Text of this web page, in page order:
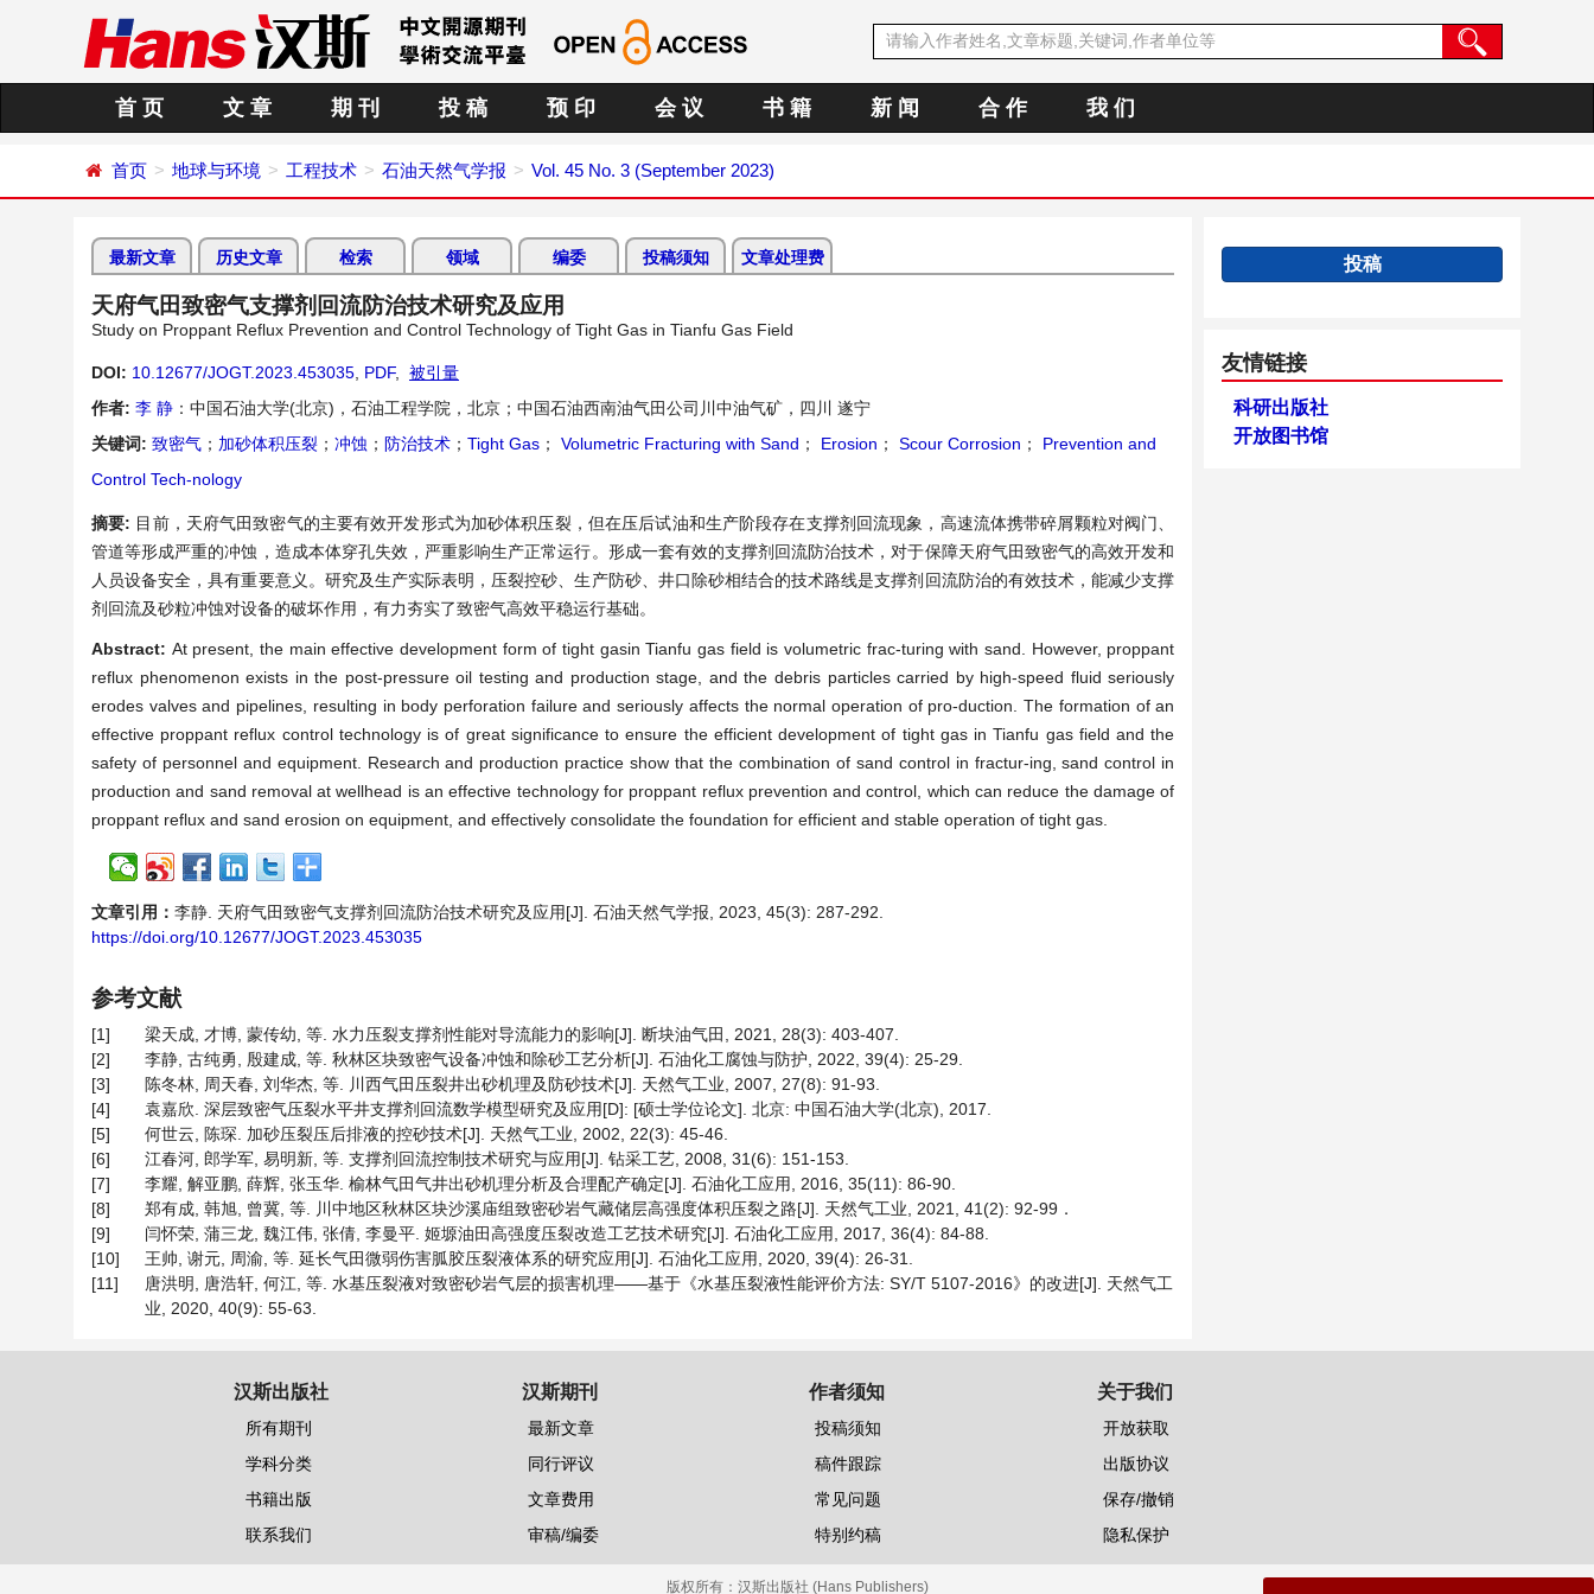
首 页 文 章 期 刊 投 稿 预 印 会 议 书 籍 新 闻 合 作 我 们
首页 地球与环境 工程技术 石油天然气学报 Vol. 45 No. 3 (September 2023)
最新文章 历史文章 检索 领域 编委 投稿须知 文章处理费
天府气田致密气支撑剂回流防治技术研究及应用
Study on Proppant Reflux Prevention and Control Technology of Tight Gas in Tianfu Gas Field
DOI: 10.12677/JOGT.2023.453035 PDF,
被引量
作者: 李 静 ：中国石油大学(北京)，石油工程学院，北京；中国石油西南油气田公司川中油气矿，四川 遂宁
关键词: 致密气 ； 加砂体积压裂 ； 冲蚀 ； 防治技术 ； Tight Gas ； Volumetric Fracturing with Sand ； Erosion ； Scour Corrosion ；
Prevention and
Control Tech-nology
摘要: 目前，天府气田致密气的主要有效开发形式为加砂体积压裂，但在压后试油和生产阶段存在支撑剂回流现象，高速流体携带碎屑颗粒对阀门、
管道等形成严重的冲蚀，造成本体穿孔失效，严重影响生产正常运行。形成一套有效的支撑剂回流防治技术，对于保障天府气田致密气的高效开发和
人员设备安全，具有重要意义。研究及生产实际表明，压裂控砂、生产防砂、井口除砂相结合的技术路线是支撑剂回流防治的有效技术，能减少支撑
剂回流及砂粒冲蚀对设备的破坏作用，有力夯实了致密气高效平稳运行基础。
Abstract: At present, the main effective development form of tight gasin Tianfu gas field is volumetric frac-turing with sand. However, proppant
reflux phenomenon exists in the post-pressure oil testing and production stage, and the debris particles carried by high-speed fluid seriously
erodes valves and pipelines, resulting in body perforation failure and seriously affects the normal operation of pro-duction. The formation of an
effective proppant reflux control technology is of great significance to ensure the efficient development of tight gas in Tianfu gas field and the
safety of personnel and equipment. Research and production practice show that the combination of sand control in fractur-ing, sand control in
production and sand removal at wellhead is an effective technology for proppant reflux prevention and control, which can reduce the damage of
proppant reflux and sand erosion on equipment, and effectively consolidate the foundation for efficient and stable operation of tight gas.
文章引用： 李静. 天府气田致密气支撑剂回流防治技术研究及应用[J]. 石油天然气学报, 2023, 45(3): 287-292.
https://doi.org/10.12677/JOGT.2023.453035
参考文献
[1]
梁天成, 才博, 蒙传幼, 等. 水力压裂支撑剂性能对导流能力的影响[J]. 断块油气田, 2021, 28(3): 403-407.
[2]
李静, 古纯勇, 殷建成, 等. 秋林区块致密气设备冲蚀和除砂工艺分析[J]. 石油化工腐蚀与防护, 2022, 39(4): 25-29.
[3]
陈冬林, 周天春, 刘华杰, 等. 川西气田压裂井出砂机理及防砂技术[J]. 天然气工业, 2007, 27(8): 91-93.
[4]
袁嘉欣. 深层致密气压裂水平井支撑剂回流数学模型研究及应用[D]: [硕士学位论文]. 北京: 中国石油大学(北京), 2017.
[5]
何世云, 陈琛. 加砂压裂压后排液的控砂技术[J]. 天然气工业, 2002, 22(3): 45-46.
[6]
江春河, 郎学军, 易明新, 等. 支撑剂回流控制技术研究与应用[J]. 钻采工艺, 2008, 31(6): 151-153.
[7]
李耀, 解亚鹏, 薛辉, 张玉华. 榆林气田气井出砂机理分析及合理配产确定[J]. 石油化工应用, 2016, 35(11): 86-90.
[8]
郑有成, 韩旭, 曾冀, 等. 川中地区秋林区块沙溪庙组致密砂岩气藏储层高强度体积压裂之路[J]. 天然气工业, 2021, 41(2): 92-99．
[9]
闫怀荣, 蒲三龙, 魏江伟, 张倩, 李曼平. 姬塬油田高强度压裂改造工艺技术研究[J]. 石油化工应用, 2017, 36(4): 84-88.
[10]
王帅, 谢元, 周渝, 等. 延长气田微弱伤害胍胶压裂液体系的研究应用[J]. 石油化工应用, 2020, 39(4): 26-31.
[11]
唐洪明, 唐浩轩, 何江, 等. 水基压裂液对致密砂岩气层的损害机理——基于《水基压裂液性能评价方法: SY/T 5107-2016》的改进[J]. 天然气工
业, 2020, 40(9): 55-63.
投稿
友情链接
科研出版社
开放图书馆
汉斯出版社
所有期刊
学科分类
书籍出版
联系我们
汉斯期刊
最新文章
同行评议
文章费用
审稿/编委
作者须知
投稿须知
稿件跟踪
常见问题
特别约稿
关于我们
开放获取
出版协议
保存/撤销
隐私保护
版权所有： 汉斯出版社 (Hans Publishers)